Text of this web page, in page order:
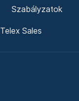
Szabályzatok
Telex Sales